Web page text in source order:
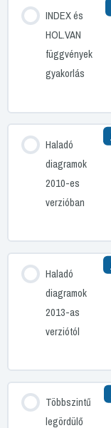
INDEX és
HOL.VAN
függvények
gyakorlás
Haladó
diagramok
2010-es
verzióban
Haladó
diagramok
2013-as
verziótól
Többszintű
legördülő